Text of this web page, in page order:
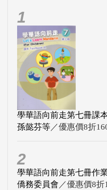
1
學華語向前走第七冊課
孫懿芬等／優惠價8折
2
學華語向前走第七冊作
僑務委員會 ／優惠價8折